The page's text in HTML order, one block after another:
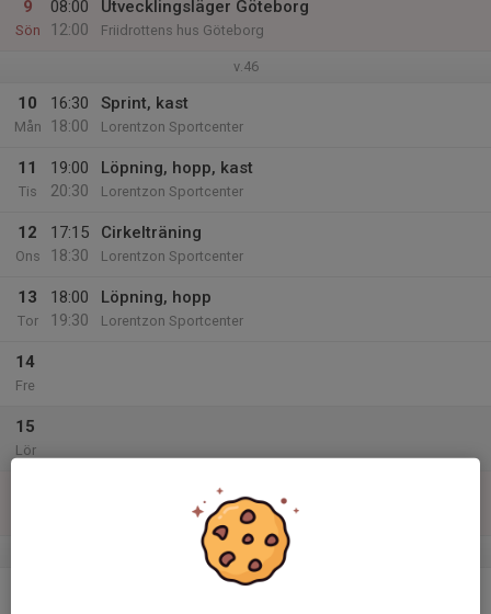
9
Sön
08:00
12:00
Utvecklingsläger Göteborg
Friidrottens hus Göteborg
v.46
10
Mån
16:30
18:00
Sprint, kast
Lorentzon Sportcenter
11
Tis
19:00
20:30
Löpning, hopp, kast
Lorentzon Sportcenter
12
Ons
17:15
18:30
Cirkelträning
Lorentzon Sportcenter
13
Tor
18:00
19:30
Löpning, hopp
Lorentzon Sportcenter
14
Fre
15
Lör
v.47